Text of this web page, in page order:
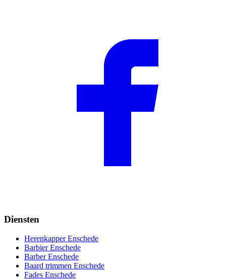
Diensten
Herenkapper Enschede
Barbier Enschede
Barber Enschede
Baard trimmen Enschede
Fades Enschede